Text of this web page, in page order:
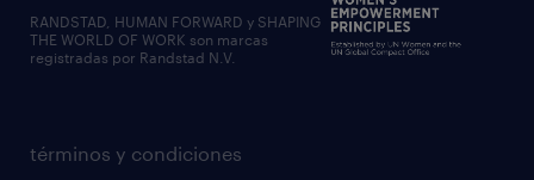
términos y condiciones
RANDSTAD, HUMAN FORWARD y SHAPING
THE WORLD OF WORK son marcas
registradas por Randstad N.V.